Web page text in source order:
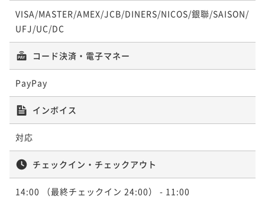
VISA/MASTER/AMEX/JCB/DINERS/NICOS/銀聯/SAISON/
UFJ/UC/DC
コード決済・電子マネー
PayPay
インボイス
対応
チェックイン・チェックアウト
14:00 （最終チェックイン 24:00） - 11:00